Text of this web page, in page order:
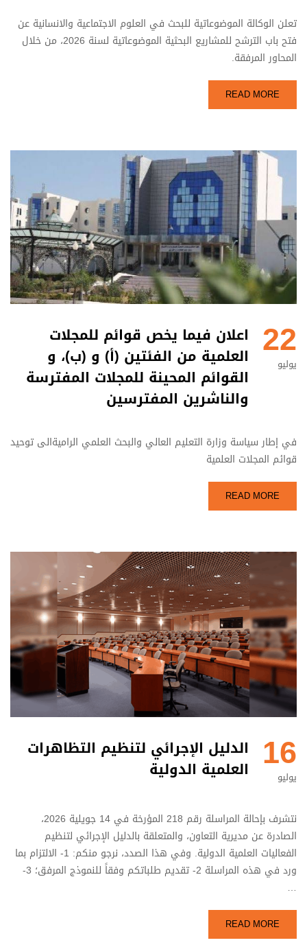
تعلن الوكالة الموضوعاتية للبحث في العلوم الاجتماعية والانسانية عن
فتح باب الترشح للمشاريع البحثية الموضوعاتية لسنة 2026، من خلال
المحاور المرفقة.
READ MORE
22
يوليو
اعلان فيما يخص قوائم للمجلات
العلمية من الفئتين (أ) و (ب)، و
القوائم المحينة للمجلات المفترسة
والناشرين المفترسين
في إطار سياسة وزارة التعليم العالي والبحث العلمي الراميةالى توحيد
قوائم المجلات العلمية
READ MORE
16
يوليو
الدليل الإجرائي لتنظيم التظاهرات
العلمية الدولية
نتشرف بإحالة المراسلة رقم 218 المؤرخة في 14 جويلية 2026،
الصادرة عن مديرية التعاون، والمتعلقة بالدليل الإجرائي لتنظيم
الفعاليات العلمية الدولية. وفي هذا الصدد، نرجو منكم: 1- الالتزام بما
ورد في هذه المراسلة 2- تقديم طلباتكم وفقاً للنموذج المرفق؛ 3-
…
READ MORE